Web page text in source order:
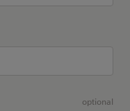
optional